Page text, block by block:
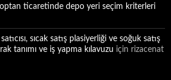
ticaretinde depo yeri seçim kriterleri
sıcak satış plasiyerliği ve soğuk satış
tanımı ve iş yapma kılavuzu için rizacenat